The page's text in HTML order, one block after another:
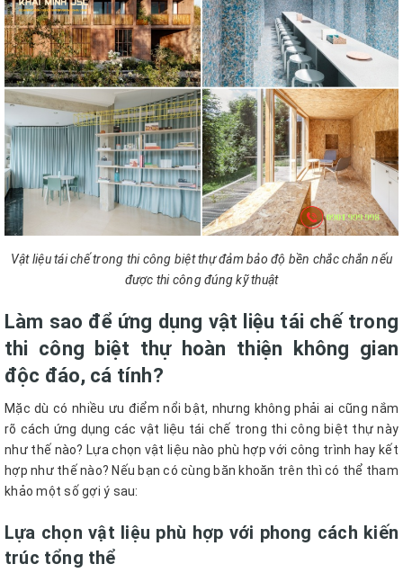
Vật liệu tái chế trong thi công biệt thự đảm bảo độ bền chắc chắn nếu
được thi công đúng kỹ thuật
Làm sao để ứng dụng vật liệu tái chế trong
thi công biệt thự hoàn thiện không gian
độc đáo, cá tính?
Mặc dù có nhiều ưu điểm nổi bật, nhưng không phải ai cũng nắm
rõ cách ứng dụng các vật liệu tái chế trong thi công biệt thự này
như thế nào? Lựa chọn vật liệu nào phù hợp với công trình hay kết
hợp như thế nào? Nếu bạn có cùng băn khoăn trên thì có thể tham
khảo một số gợi ý sau:
Lựa chọn vật liệu phù hợp với phong cách kiến
trúc tổng thể